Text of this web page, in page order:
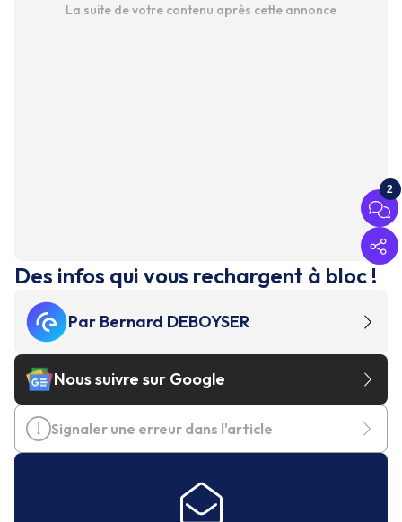
La suite de votre contenu après cette annonce
2
Des infos qui vous rechargent à bloc !
Par Bernard DEBOYSER
Nous suivre sur Google
Signaler une erreur dans l'article